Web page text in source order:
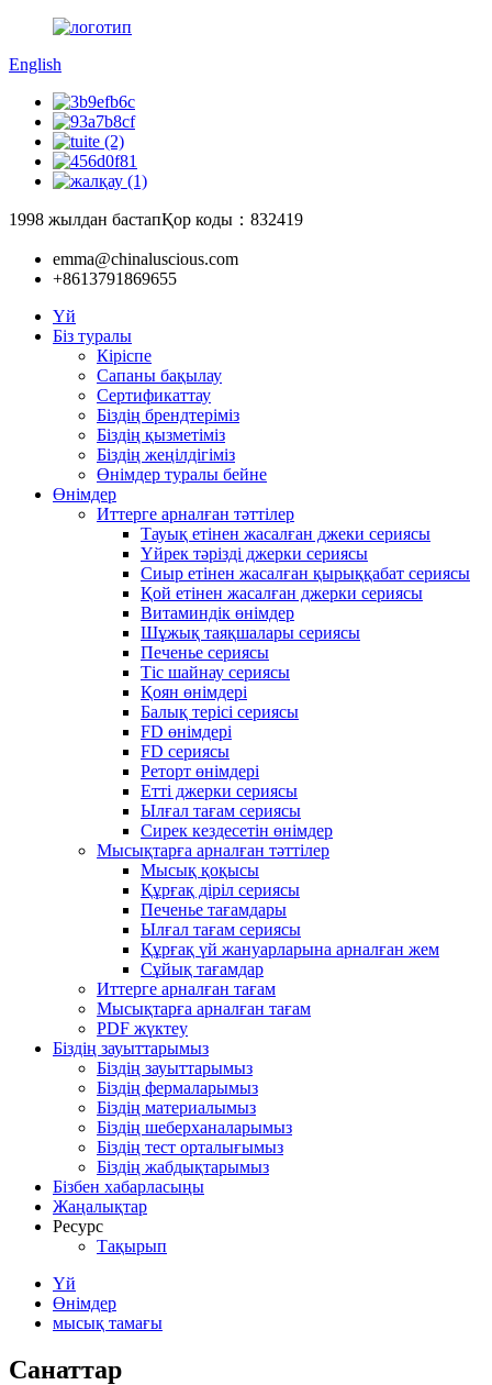
English
1998 жылдан бастапҚор коды：832419
emma@chinaluscious.com
+8613791869655
Үй
Біз туралы
Кіріспе
Сапаны бақылау
Сертификаттау
Біздің брендтеріміз
Біздің қызметіміз
Біздің жеңілдігіміз
Өнімдер туралы бейне
Өнімдер
Иттерге арналған тәттілер
Тауық етінен жасалған джеки сериясы
Үйрек тәрізді джерки сериясы
Сиыр етінен жасалған қырыққабат сериясы
Қой етінен жасалған джерки сериясы
Витаминдік өнімдер
Шұжық таяқшалары сериясы
Печенье сериясы
Тіс шайнау сериясы
Қоян өнімдері
Балық терісі сериясы
FD өнімдері
FD сериясы
Реторт өнімдері
Етті джерки сериясы
Ылғал тағам сериясы
Сирек кездесетін өнімдер
Мысықтарға арналған тәттілер
Мысық қоқысы
Құрғақ діріл сериясы
Печенье тағамдары
Ылғал тағам сериясы
Құрғақ үй жануарларына арналған жем
Сұйық тағамдар
Иттерге арналған тағам
Мысықтарға арналған тағам
PDF жүктеу
Біздің зауыттарымыз
Біздің зауыттарымыз
Біздің фермаларымыз
Біздің материалымыз
Біздің шеберханаларымыз
Біздің тест орталығымыз
Біздің жабдықтарымыз
Бізбен хабарласыңы
Жаңалықтар
Ресурс
Тақырып
Үй
Өнімдер
мысық тамағы
Санаттар